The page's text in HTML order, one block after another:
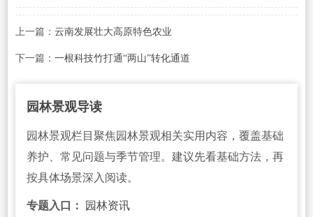
上一篇： 云南发展壮大高原特色农业
下一篇： 一根科技竹打通“两山”转化通道
园林景观导读
园林景观栏目聚焦园林景观相关实用内容，覆盖基础
养护、常见问题与季节管理。建议先看基础方法，再
按具体场景深入阅读。
专题入口： 园林资讯